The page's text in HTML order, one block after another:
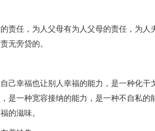
责任，为人父母有为人父母的责任，为人
无旁贷的。
己幸福也让别人幸福的能力，是一种化干
一种宽容接纳的能力，是一种不自私的
的滋味。